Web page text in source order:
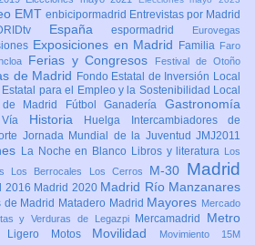
EMT enbicipormadrid Entrevistas por Madrid
Españaespormadrid Eurovegas
Exposiciones en Madrid Familia Faro
Ferias y Congresos Festival de Otoño
de Madrid Fondo Estatal de Inversión Local
Estatal para el Empleo y la Sostenibilidad Local
de Madrid
FútbolGanaderíaGastronomía
Vía Historia Huelga
Intercambiadores de
Jornada Mundial de la Juventud JMJ2011
La Noche en Blanco Libros y literatura
Los
Los Berrocales Los Cerros M-30 Madrid
2016 Madrid 2020 Madrid Río Manzanares
de Madrid Matadero Madrid Mayores Mercado
y Verduras de Legazpi
Mercamadrid Metro
Ligero Motos Movilidad Movimiento 15M